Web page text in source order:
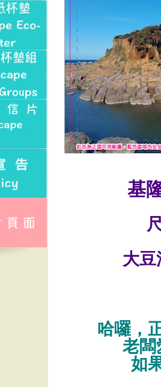
基
大
哈囉，
老闆
如